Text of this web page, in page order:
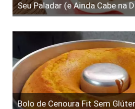
Seu Paladar (e Ainda Cabe na
Bolo de Cenoura Fit Sem